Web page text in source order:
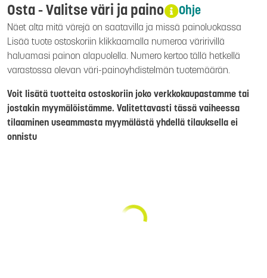
Osta - Valitse väri ja paino Ohje
Näet alta mitä värejä on saatavilla ja missä painoluokassa
Lisää tuote ostoskoriin klikkaamalla numeroa väririvillä
haluamasi painon alapuolella. Numero kertoo tällä hetkellä
varastossa olevan väri-painoyhdistelmän tuotemäärän.
Voit lisätä tuotteita ostoskoriin joko verkkokaupastamme tai
jostakin myymälöistämme. Valitettavasti tässä vaiheessa
tilaaminen useammasta myymälästä yhdellä tilauksella ei
onnistu